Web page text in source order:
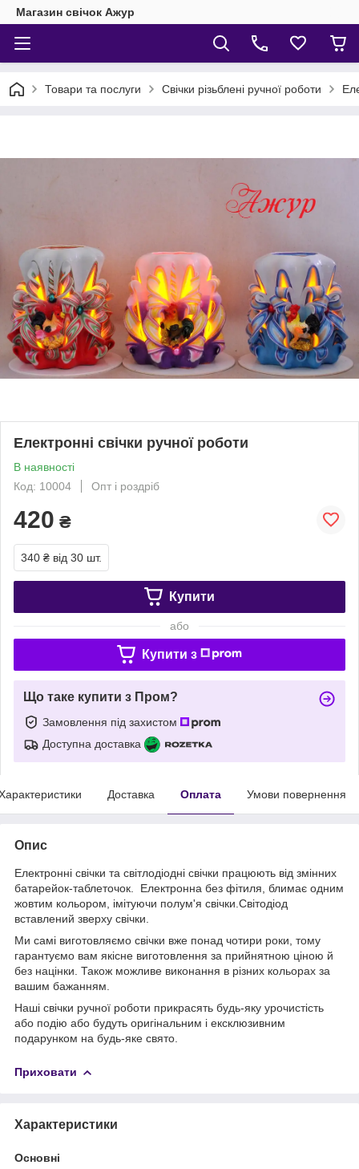
Магазин свічок Ажур
Товари та послуги Свічки різьблені ручної роботи
Електронні свічки ручної роботи
В наявності
Код: 10004
Опт і роздріб
420 ₴
340 ₴ від 30 шт.
Купити
або
Купити з
Що таке купити з Пром?
Замовлення під захистом
Доступна доставка
Доставка Оплата Умови повернення
Опис
Електронні свічки та світлодіодні свічки працюють від змінних
батарейок-таблеточок. Електронна без фітиля, блимає одним
жовтим кольором, імітуючи полум'я свічки.Світодіод
вставлений зверху свічки.
Ми самі виготовляємо свічки вже понад чотири роки, тому
гарантуємо вам якісне виготовлення за прийнятною ціною й
без націнки. Також можливе виконання в різних кольорах за
вашим бажанням.
Наші свічки ручної роботи прикрасять будь-яку урочистість
або подію або будуть оригінальним і ексклюзивним
подарунком на будь-яке свято.
Приховати
Характеристики
Основні